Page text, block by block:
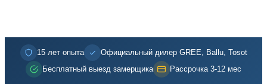
15 лет опыта
Официальный дилер GREE, Ballu, Tosot
Бесплатный выезд замерщика
Рассрочка 3-12 мес